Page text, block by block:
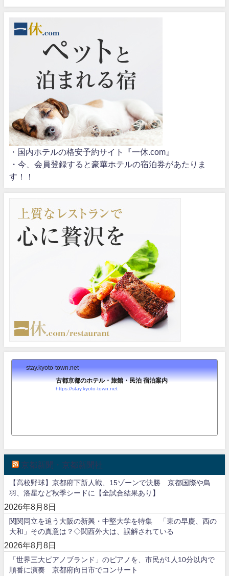
・国内ホテルの格安予約サイト『一休.com』
・今、会員登録すると豪華ホテルの宿泊券があたりま
す！！
stay.kyoto-town.net
古都京都のホテル・旅館・民泊 宿泊案内
https://stay.kyoto-town.net
京都新聞・京都新聞社
【高校野球】京都府下新人戦、15ゾーンで決勝 京都国際や鳥
羽、洛星など秋季シードに【全試合結果あり】
2026年8月8日
関関同立を追う大阪の新興・中堅大学を特集 「東の早慶、西の
大和」その真意は？◇関西外大は、誤解されている
2026年8月8日
「世界三大ピアノブランド」のピアノを、市民が1人10分以内で
順番に演奏 京都府向日市でコンサート